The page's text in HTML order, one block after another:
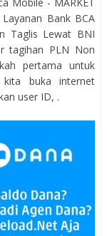
Bank BCA
Taglis Lewat BNI
tagihan PLN Non
pertama untuk
kita buka internet
user ID, .